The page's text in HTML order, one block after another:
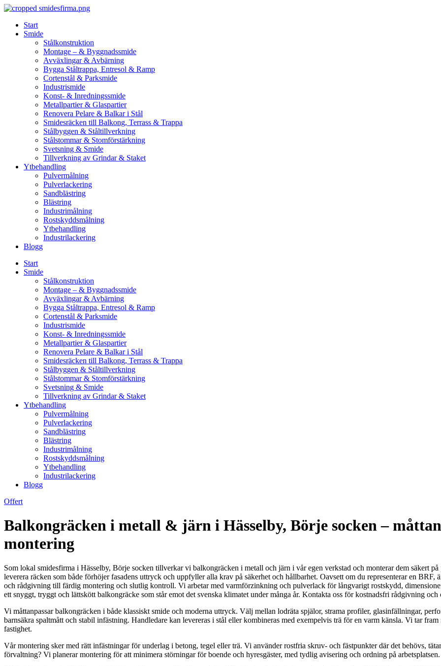
Skip
contentStart
Smide
Stålkonstruktion
Montage – & Byggnadssmide
Avväxlingar & Avbärning
Bygga Ståltrappa, Entresol & Ramp
Cortenstål & Parksmide
Industrismide
Konst- & Inredningssmide
Metallpartier & Glaspartier
Renovera Pelare & Balkar i Stål
Smidesräcken till Balkong, Terrass & Trappa
Stålbyggen & Ståltillverkning
Stålstommar & Stomförstärkning
Svetsning & Smide
Tillverkning av Grindar & Staket
Ytbehandling
Pulvermålning
Pulverlackering
Sandblästring
Blästring
Industrimålning
Rostskyddsmålning
Ytbehandling
Industrilackering
Blogg
Start
Smide
Stålkonstruktion
Montage – & Byggnadssmide
Avväxlingar & Avbärning
Bygga Ståltrappa, Entresol & Ramp
Cortenstål & Parksmide
Industrismide
Konst- & Inredningssmide
Metallpartier & Glaspartier
Renovera Pelare & Balkar i Stål
Smidesräcken till Balkong, Terrass & Trappa
Stålbyggen & Ståltillverkning
Stålstommar & Stomförstärkning
Svetsning & Smide
Tillverkning av Grindar & Staket
Ytbehandling
Pulvermålning
Pulverlackering
Sandblästring
Blästring
Industrimålning
Rostskyddsmålning
Ytbehandling
Industrilackering
Blogg
Offert
Balkongräcken i metall & järn i Hässelby, Börje socken –
montering
Som lokal smidesfirma i Hässelby, Börje socken tillverkar vi balkongräcken i metall och järn i vår egen verkstad och monterar dem säkert
leverera räcken som både förhöjer fasadens uttryck och uppfyller alla krav på säkerhet och hållbarhet. Oavsett om du representerar en
och rådgivning till färdig montering och slutlig kontroll. Vi arbetar med varmförzinkning och pulverlack för långvarigt rostskydd,
ett snyggt, tryggt och lättskött balkongräcke som står emot det svenska klimatet under många år. Kontakta oss för kostnadsfri rådgivning
Vi måttanpassar balkongräcken i både klassiskt smide och moderna uttryck. Välj mellan lodräta spjälor, strama profiler, glasinfällningar,
barnsäkra spaltmått och stabil infästning. Handledare kan levereras i stål eller kombineras med exempelvis trä för en varm känsla. Vi tar
fastighet.
Vår montering sker med rätt infästningar för underlag i betong, tegel eller trä. Vi använder rostfria skruv- och fästpunkter där det behövs,
förvaltning? Vi planerar montering för att minimera störningar för boende och hyresgäster, med tydlig avisering och ordning på arbetsplatsen.